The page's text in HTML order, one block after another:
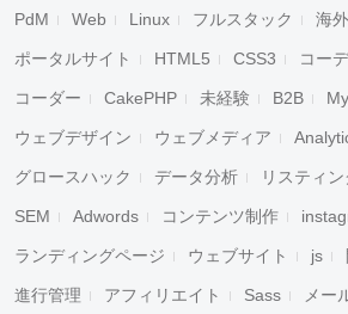
PdM Web Linux フルスタック 海外
ポータルサイト HTML5 CSS3 コー
コーダー CakePHP 未経験 B2B
ウェブデザイン ウェブメディア
グロースハック データ分析 リスティ
SEM Adwords コンテンツ制作
ランディングページ ウェブサイト js
進行管理 アフィリエイト Sass メー